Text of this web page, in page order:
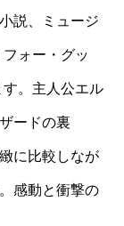
説、ミュージ
ォー・グッ
す。主人公エル
ードの裏
に比較しなが
感動と衝撃の